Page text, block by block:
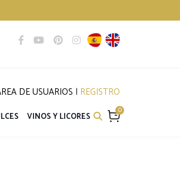
DE USUARIOS | REGISTRO
VINOS Y LICORES
0